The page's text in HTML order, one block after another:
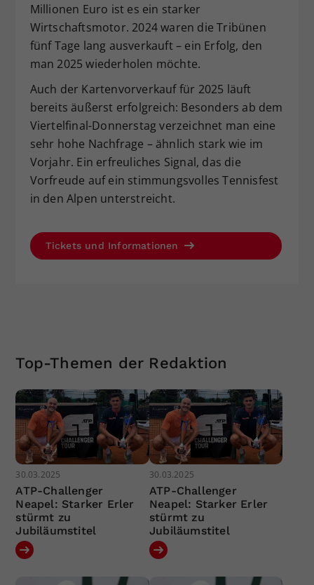
Millionen Euro ist es ein starker
Wirtschaftsmotor. 2024 waren die Tribünen
fünf Tage lang ausverkauft – ein Erfolg, den
man 2025 wiederholen möchte.
Auch der Kartenvorverkauf für 2025 läuft
bereits äußerst erfolgreich: Besonders ab dem
Viertelfinal-Donnerstag verzeichnet man eine
sehr hohe Nachfrage – ähnlich stark wie im
Vorjahr. Ein erfreuliches Signal, das die
Vorfreude auf ein stimmungsvolles Tennisfest
in den Alpen unterstreicht.
Tickets und Informationen
Top-Themen der Redaktion
30.03.2025
ATP-Challenger
Neapel: Starker Erler
stürmt zu
Jubiläumstitel
30.03.2025
ATP-Challenger
Neapel: Starker Erler
stürmt zu
Jubiläumstitel